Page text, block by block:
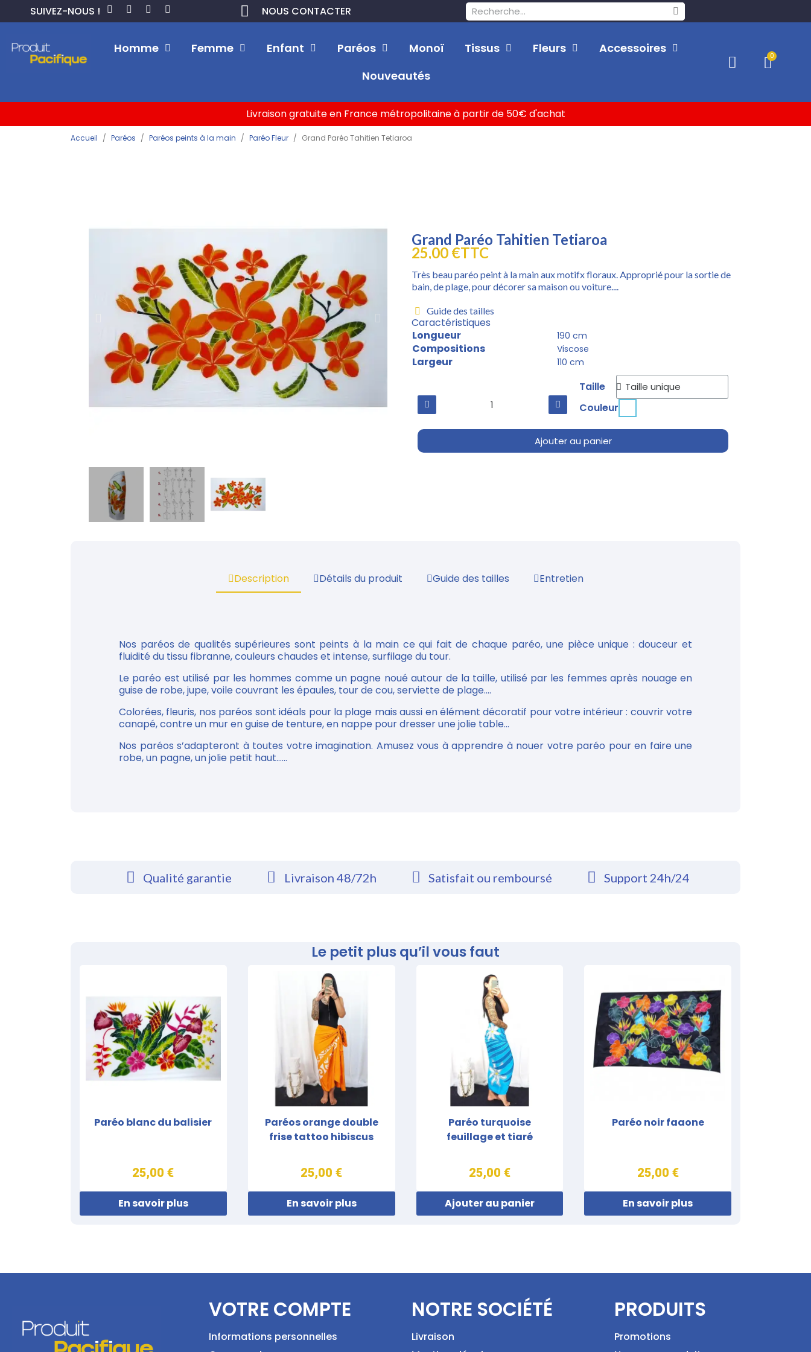
SUIVEZ-NOUS ! NOUS CONTACTER
Homme Femme Enfant Paréos Monoï Tissus Fleurs
Accessoires
Nouveautés
Livraison gratuite en France métropolitaine à partir de 50€ d'achat
Accueil Paréos Paréos peints à la main Paréo Fleur Grand Paréo Tahitien Tetiaroa
Grand Paréo Tahitien Tetiaroa
25,00 €TTC
Très beau paréo peint à la main aux motifx floraux. Approprié pour la sortie de
bain, de plage, pour décorer sa maison ou voiture....
Guide des tailles
Caractéristiques
Longueur
190 cm
Compositions Viscose
Largeur 110 cm
Taille
Couleur
Ajouter au panier
Description Détails du produit Guide des tailles Entretien
Nos paréos de qualités supérieures sont peints à la main ce qui fait de chaque paréo, une pièce unique : douceur et
fluidité du tissu fibranne, couleurs chaudes et intense, surfilage du tour.
Le paréo est utilisé par les hommes comme un pagne noué autour de la taille, utilisé par les femmes après nouage en
guise de robe, jupe, voile couvrant les épaules, tour de cou, serviette de plage....
Colorées, fleuris, nos paréos sont idéals pour la plage mais aussi en élément décoratif pour votre intérieur : couvrir votre
canapé, contre un mur en guise de tenture, en nappe pour dresser une jolie table...
Nos paréos s’adapteront à toutes votre imagination. Amusez vous à apprendre à nouer votre paréo pour en faire une
robe, un pagne, un jolie petit haut......
Qualité garantie Livraison 48/72h Satisfait ou remboursé Support 24h/24
Le petit plus qu’il vous faut
Paréo blanc du balisier
25,00 €
En savoir plus
Paréos orange double
frise tattoo hibiscus
25,00 €
En savoir plus
Paréo turquoise
feuillage et tiaré
25,00 €
Ajouter au panier
Paréo noir faaone
25,00 €
En savoir plus
VOTRE COMPTE
Informations personnelles
NOTRE SOCIÉTÉ
Livraison
PRODUITS
Promotions